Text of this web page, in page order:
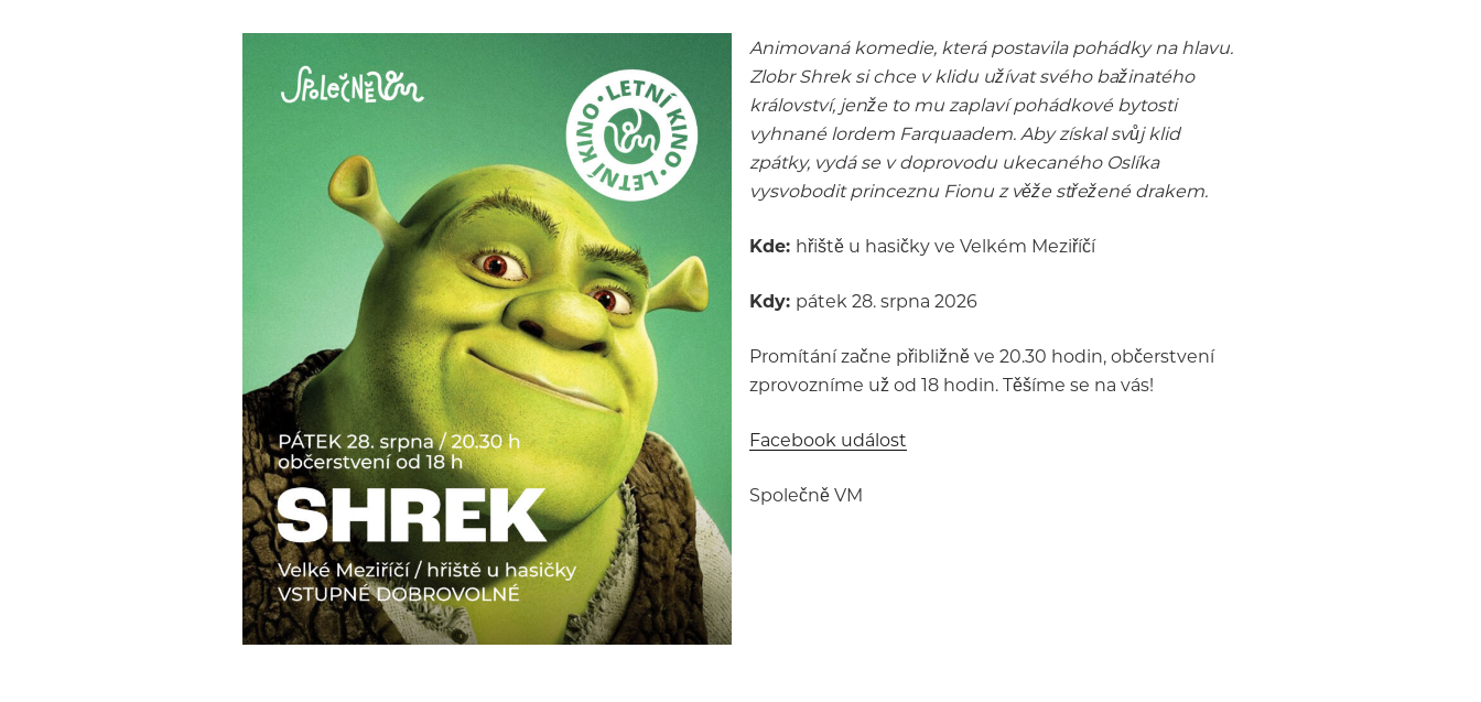
Animovaná komedie, která postavila pohádky na hlavu.
Zlobr Shrek si chce v klidu užívat svého bažinatého
království, jenže to mu zaplaví pohádkové bytosti
vyhnané lordem Farquaadem. Aby získal svůj klid
zpátky, vydá se v doprovodu ukecaného Oslíka
vysvobodit princeznu Fionu z věže střežené drakem.
Kde: hřiště u hasičky ve Velkém Meziříčí
Kdy: pátek 28. srpna 2026
Promítání začne přibližně ve 20.30 hodin, občerstvení
zprovozníme už od 18 hodin. Těšíme se na vás!
Facebook událost
Společně VM